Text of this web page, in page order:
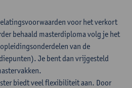
voor het verkort
behaald masterdiploma volg je het
van de
Je bent dan vrijgesteld
biedt veel flexibiliteit aan. Door